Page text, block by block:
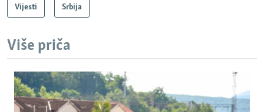
Vijesti Srbija
Više priča